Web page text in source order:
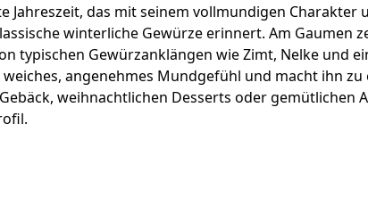
das mit seinem vollmundigen Charakter
winterliche Gewürze erinnert. Am Gaumen
Gewürzanklängen wie Zimt, Nelke und
angenehmes Mundgefühl und macht ihn
weihnachtlichen Desserts oder gemütlichen